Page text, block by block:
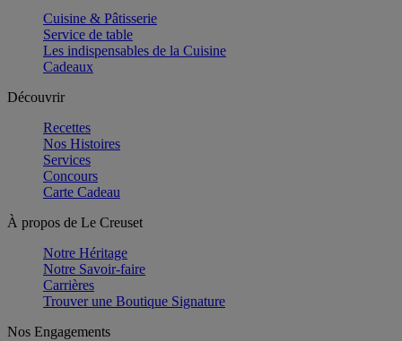
Cuisine & Pâtisserie
Service de table
Les indispensables de la Cuisine
Cadeaux
Découvrir
Recettes
Nos Histoires
Services
Concours
Carte Cadeau
À propos de Le Creuset
Notre Héritage
Notre Savoir-faire
Carrières
Trouver une Boutique Signature
Nos Engagements